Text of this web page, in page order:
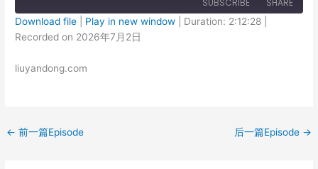
SUBSCRIBE SHARE
SHARE
LINK
Download file Play in new window Duration: 2:12:28
Recorded on 2026年7月2日
liuyandong.com
← 前一篇Episode 后一篇Episode →